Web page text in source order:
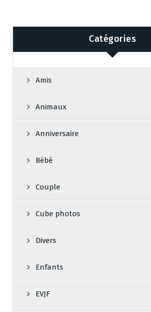
Catégories
Amis
Animaux
Anniversaire
Bébé
Couple
Cube photos
Divers
Enfants
EVJF